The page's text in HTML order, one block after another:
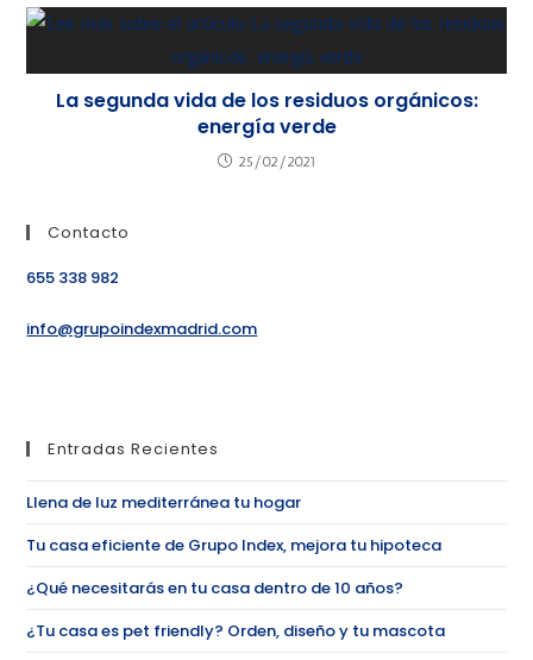
La segunda vida de los residuos orgánicos:
energía verde
25/02/2021
Contacto
655 338 982
info@grupoindexmadrid.com
Entradas Recientes
Llena de luz mediterránea tu hogar
Tu casa eficiente de Grupo Index, mejora tu hipoteca
¿Qué necesitarás en tu casa dentro de 10 años?
¿Tu casa es pet friendly? Orden, diseño y tu mascota